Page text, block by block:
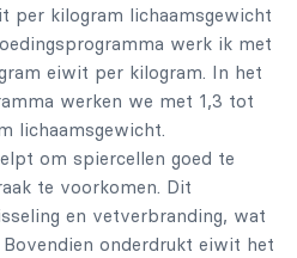
per kilogram lichaamsgewicht
werk ik met
eiwit per kilogram. In het
werken we met 1,3 tot
lichaamsgewicht.
om spiercellen goed te
te voorkomen. Dit
en vetverbranding, wat
onderdrukt eiwit het